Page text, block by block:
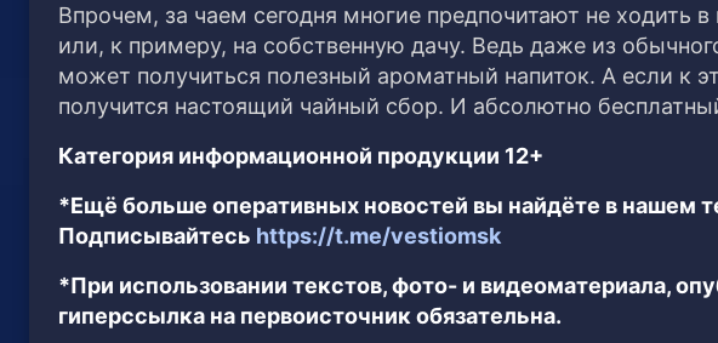
Впрочем, за чаем сегодня многие предпочитают не ходить
или, к примеру, на собственную дачу. Ведь даже из
может получиться полезный ароматный напиток. А если к
получится настоящий чайный сбор. И абсолютно
Категория информационной продукции 12+
*Ещё больше оперативных новостей вы найдёте в нашем
Подписывайтесь https://t.me/vestiomsk
*При использовании текстов, фото- и видеоматериала,
гиперссылка на первоисточник обязательна.